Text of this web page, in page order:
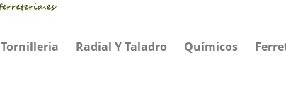
Tornilleria Radial Y Taladro Químicos